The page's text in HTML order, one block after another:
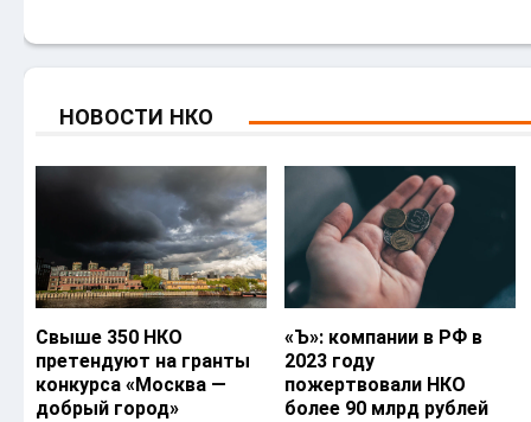
НОВОСТИ НКО
Свыше 350 НКО
претендуют на гранты
конкурса «Москва —
добрый город»
«Ъ‎»: компании в РФ в
2023 году
пожертвовали НКО
более 90 млрд рублей